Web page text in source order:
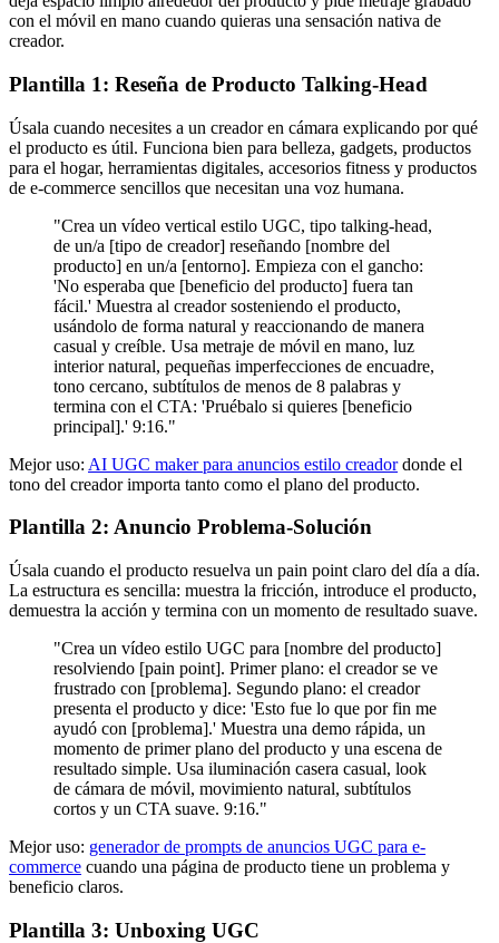
con el móvil en mano cuando quieras una sensación nativa de
creador.
Plantilla 1: Reseña de Producto Talking-Head
Úsala cuando necesites a un creador en cámara explicando por qué
el producto es útil. Funciona bien para belleza, gadgets, productos
para el hogar, herramientas digitales, accesorios fitness y productos
de e-commerce sencillos que necesitan una voz humana.
"Crea un vídeo vertical estilo UGC, tipo talking-head,
de un/a [tipo de creador] reseñando [nombre del
producto] en un/a [entorno]. Empieza con el gancho:
'No esperaba que [beneficio del producto] fuera tan
fácil.' Muestra al creador sosteniendo el producto,
usándolo de forma natural y reaccionando de manera
casual y creíble. Usa metraje de móvil en mano, luz
interior natural, pequeñas imperfecciones de encuadre,
tono cercano, subtítulos de menos de 8 palabras y
termina con el CTA: 'Pruébalo si quieres [beneficio
principal].' 9:16."
Mejor uso: AI UGC maker para anuncios estilo creadordonde el
tono del creador importa tanto como el plano del producto.
Plantilla 2: Anuncio Problema-Solución
Úsala cuando el producto resuelva un pain point claro del día a día.
La estructura es sencilla: muestra la fricción, introduce el producto,
demuestra la acción y termina con un momento de resultado suave.
"Crea un vídeo estilo UGC para [nombre del producto]
resolviendo [pain point]. Primer plano: el creador se ve
frustrado con [problema]. Segundo plano: el creador
presenta el producto y dice: 'Esto fue lo que por fin me
ayudó con [problema].' Muestra una demo rápida, un
momento de primer plano del producto y una escena de
resultado simple. Usa iluminación casera casual, look
de cámara de móvil, movimiento natural, subtítulos
cortos y un CTA suave. 9:16."
Mejor uso: generador de prompts de anuncios UGC para e-
commerce cuando una página de producto tiene un problema y
beneficio claros.
Plantilla 3: Unboxing UGC